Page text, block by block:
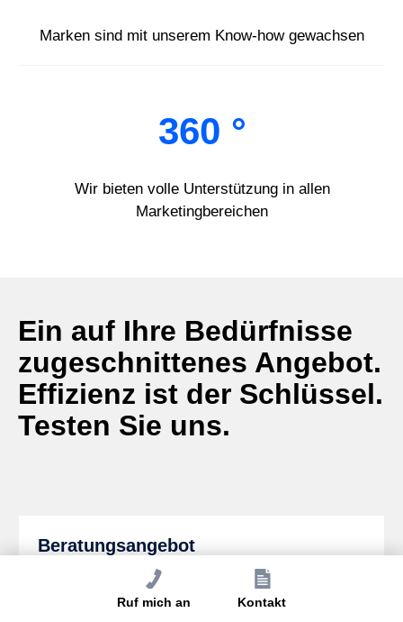
Marken sind mit unserem Know-how gewachsen
360 °
Wir bieten volle Unterstützung in allen
Marketingbereichen
Ein auf Ihre Bedürfnisse
zugeschnittenes Angebot.
Effizienz ist der Schlüssel.
Testen Sie uns.
Beratungsangebot
Ein nicht standardmäßiges Angebot an
Kommunikations- und
Ruf mich an Kontakt